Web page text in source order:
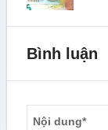
Bình luận